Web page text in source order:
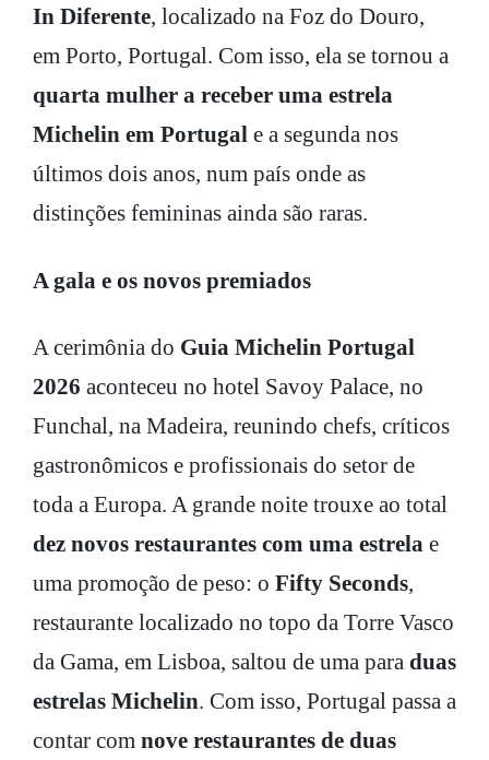
In Diferente, localizado na Foz do Douro,
em Porto, Portugal. Com isso, ela se tornou a
quarta mulher a receber uma estrela
Michelin em Portugal e a segunda nos
últimos dois anos, num país onde as
distinções femininas ainda são raras.
A gala e os novos premiados
A cerimônia do Guia Michelin Portugal
2026 aconteceu no hotel Savoy Palace, no
Funchal, na Madeira, reunindo chefs, críticos
gastronômicos e profissionais do setor de
toda a Europa. A grande noite trouxe ao total
dez novos restaurantes com uma estrela e
uma promoção de peso: o Fifty Seconds,
restaurante localizado no topo da Torre Vasco
da Gama, em Lisboa, saltou de uma para duas
estrelas Michelin. Com isso, Portugal passa a
contar com nove restaurantes de duas